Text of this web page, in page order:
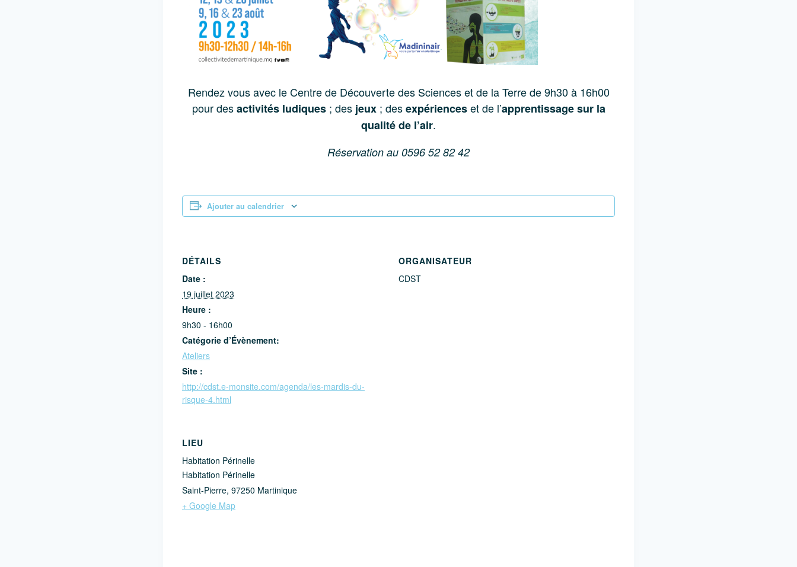
Rendez vous avec le Centre de Découverte des Sciences et de la Terre de 9h30 à 16h00
pour desactivités ludiques; des jeux; desexpérienceset de l’apprentissage sur la
qualité de l’air.
Réservation au 0596 52 82 42
Ajouter au calendrier
DÉTAILS
Date :
19 juillet 2023
Heure :
9h30 - 16h00
Catégorie d’Évènement:
Ateliers
Site :
http://cdst.e-monsite.com/agenda/les-mardis-du-
risque-4.html
ORGANISATEUR
CDST
LIEU
Habitation Périnelle
Habitation Périnelle
Saint-Pierre, 97250 Martinique
+ Google Map